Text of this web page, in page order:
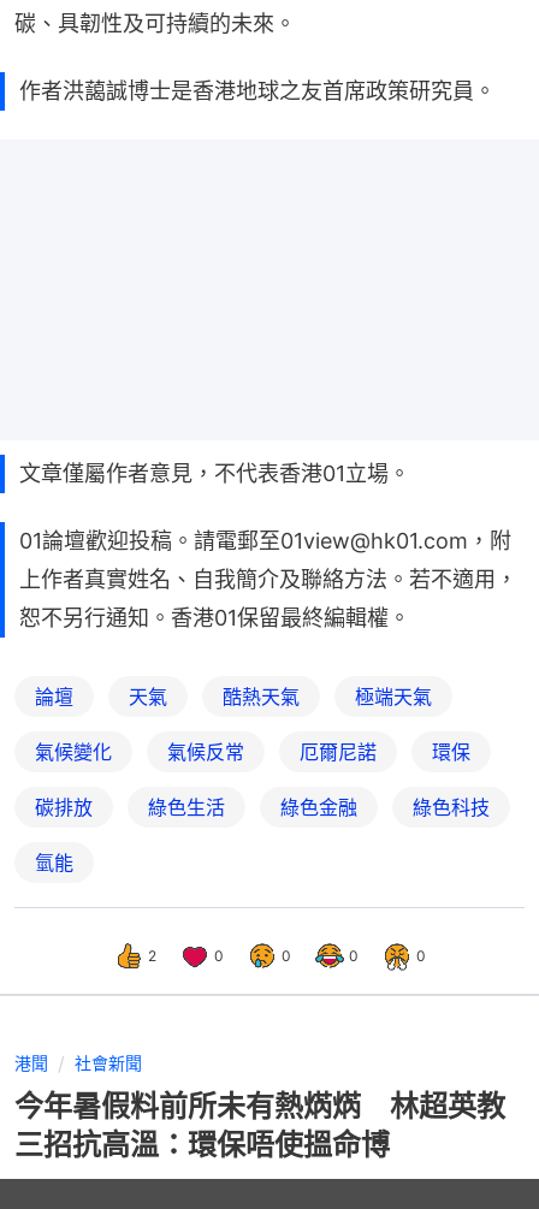
碳、具韌性及可持續的未來。
作者洪藹誠博士是香港地球之友首席政策研究員。
文章僅屬作者意見，不代表香港01立場。
01論壇歡迎投稿。請電郵至01view@hk01.com，附
上作者真實姓名、自我簡介及聯絡方法。若不適用，
恕不另行通知。香港01保留最終編輯權。
論壇 天氣 酷熱天氣 極端天氣
氣候變化 氣候反常 厄爾尼諾 環保
碳排放 綠色生活 綠色金融 綠色科技
氫能
2 0 0 0 0
港聞 社會新聞
今年暑假料前所未有熱焫焫 林超英教
三招抗高溫：環保唔使搵命博